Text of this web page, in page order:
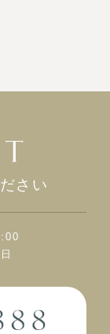
さい